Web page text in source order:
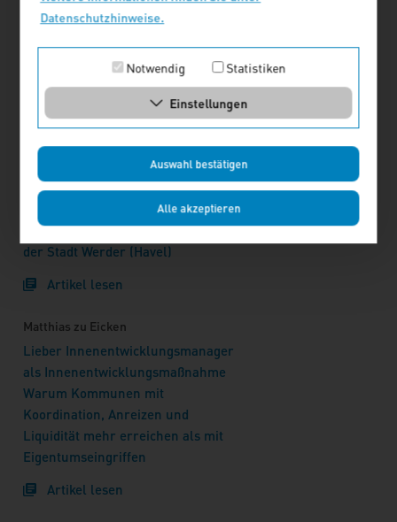
Datenschutzhinweise.
Notwendig Statistiken
Einstellungen
Auswahl bestätigen
Alle akzeptieren
Jürgen Kegelmann
Mehr Lösungsorientierung mit
weniger …. oder anderem
Personal?
Artikel lesen
Immer im Wandel: neue
Anforderungen an Mitarbeitende
in der Kommunalverwaltung
Interview mit Philipp Konopka aus
der Stadt Werder (Havel)
Artikel lesen
Matthias zu Eicken
Lieber Innenentwicklungsmanager
als Innenentwicklungsmaßnahme
Warum Kommunen mit
Koordination, Anreizen und
Liquidität mehr erreichen als mit
Eigentumseingriffen
Artikel lesen